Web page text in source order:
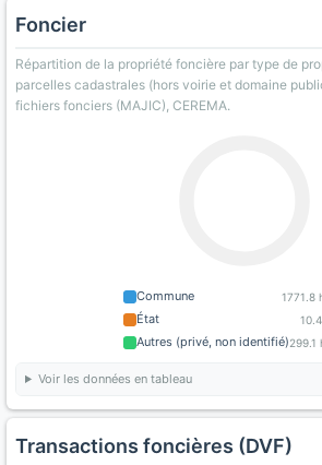
Foncier
Répartition de la propriété foncière par type de
parcelles cadastrales (hors voirie et domaine
fichiers fonciers (MAJIC), CEREMA.
Commune 1771.8
État
Autres (privé, non identifié)299.1
Voir les données en tableau
Transactions foncières (DVF)